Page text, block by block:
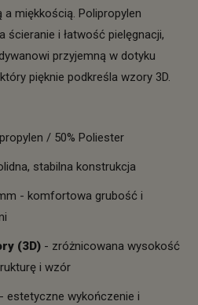
miękkością. Polipropylen
i łatwość pielęgnacji,
przyjemną w dotyku
pięknie podkreśla wzory 3D.
/ 50% Poliester
stabilna konstrukcja
- komfortowa grubość i
(3D) - zróżnicowana wysokość
i wzór
- estetyczne wykończenie i